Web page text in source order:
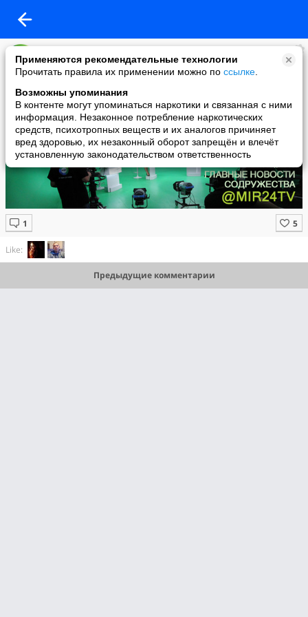
Применяются рекомендательные технологии
Прочитать правила их применении можно по ссылке
Возможны упоминания
В контенте могут упоминаться наркотики и связанная с ними
информация. Незаконное потребление наркотических
средств, психотропных веществ и их аналогов причиняет
вред здоровью, их незаконный оборот запрещён и влечёт
установленную законодательством ответственность
MIR24.TV
added a photo
19 Sep в 17:13
Like:
Предыдущие комментарии